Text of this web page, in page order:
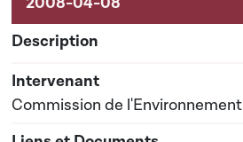
Commission de l'Environnement